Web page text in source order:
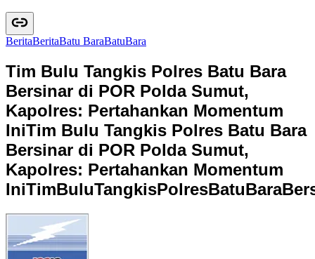
BeritaBeritaBatu BaraBatuBara
Tim Bulu Tangkis Polres Batu Bara
Bersinar di POR Polda Sumut,
Kapolres: Pertahankan Momentum
IniTim Bulu Tangkis Polres Batu Bara
Bersinar di POR Polda Sumut,
Kapolres: Pertahankan Momentum
IniTimBuluTangkisPolresBatuBaraBer